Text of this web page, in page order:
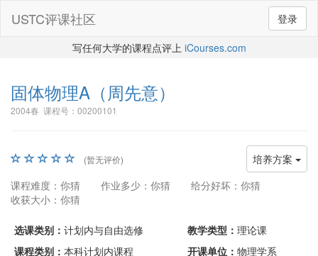
登录
USTC评课社区
写任何大学的课程点评上 iCourses.com
固体物理A （周先意）
2004春 课程号：00200101
培养方案
(暂无评价)
课程难度：你猜 作业多少：你猜
给分好坏：你猜
收获大小：你猜
选课类别： 计划内与自由选修 教学类型： 理论课
课程类别： 本科计划内课程 开课单位： 物理学系